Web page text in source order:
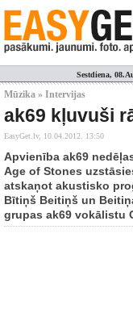
Sestdiena,
Mūzika » Intervijas
ak69 kļuvuši
EasyGet.lv, 10.04.2012. 13:50
Apvienība ak69
Age of Stones
atskaņot akustisko
Bītiņš Beitiņš un
grupas ak69 vokālistu